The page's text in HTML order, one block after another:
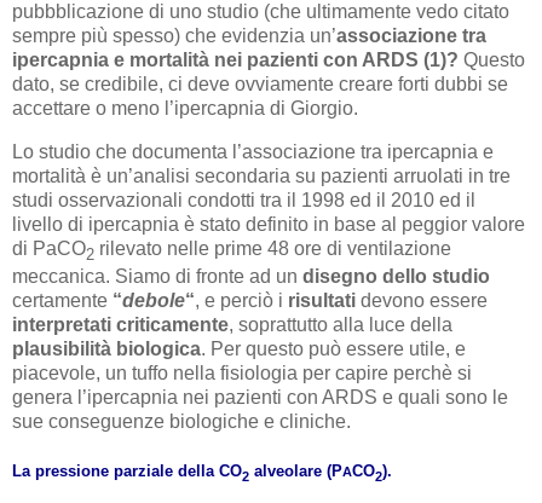
pubbblicazione di uno studio (che ultimamente vedo citato
sempre più spesso) che evidenzia un’associazione tra
ipercapnia e mortalità nei pazienti con ARDS (1)? Questo
dato, se credibile, ci deve ovviamente creare forti dubbi se
accettare o meno l’ipercapnia di Giorgio.
Lo studio che documenta l’associazione tra ipercapnia e
mortalità è un’analisi secondaria su pazienti arruolati in tre
studi osservazionali condotti tra il 1998 ed il 2010 ed il
livello di ipercapnia è stato definito in base al peggior valore
di PaCO2 rilevato nelle prime 48 ore di ventilazione
meccanica. Siamo di fronte ad un disegno dello studio
certamente “debole“, e perciò i risultati devono essere
interpretati criticamente, soprattutto alla luce della
plausibilità biologica. Per questo può essere utile, e
piacevole, un tuffo nella fisiologia per capire perchè si
genera l’ipercapnia nei pazienti con ARDS e quali sono le
sue conseguenze biologiche e cliniche.
La pressione parziale della CO2 alveolare (PACO2).